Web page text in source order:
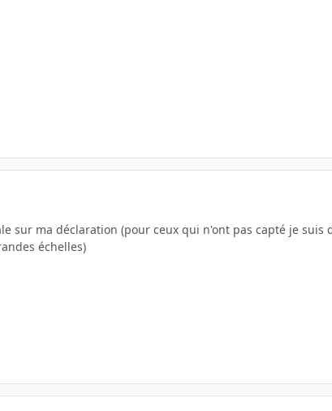
sur ma déclaration (pour ceux qui n'ont pas capté je suis
échelles)